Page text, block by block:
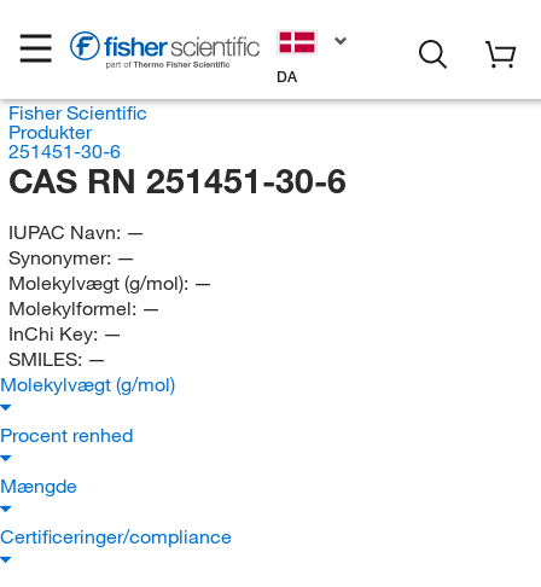
DA
Fisher Scientific
Produkter
251451-30-6
CAS RN 251451-30-6
IUPAC Navn: —
Synonymer: —
Molekylvægt (g/mol): —
Molekylformel: —
InChi Key: —
SMILES: —
Molekylvægt (g/mol)
Procent renhed
Mængde
Certificeringer/compliance